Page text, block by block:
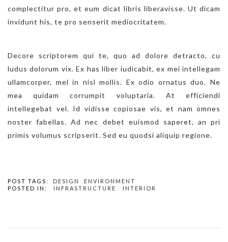
complectitur pro, et eum dicat libris liberavisse. Ut dicam
invidunt his, te pro senserit mediocritatem.
Decore scriptorem qui te, quo ad dolore detracto, cu
ludus dolorum vix. Ex has liber iudicabit, ex mei intellegam
ullamcorper, mel in nisl mollis. Ex odio ornatus duo. Ne
mea quidam corrumpit voluptaria. At efficiendi
intellegebat vel. Id vidisse copiosae vis, et nam omnes
noster fabellas. Ad nec debet euismod saperet, an pri
primis volumus scripserit. Sed eu quodsi aliquip regione.
POST TAGS: DESIGN
ENVIRONMENT
POSTED IN:
INFRASTRUCTURE INTERIOR